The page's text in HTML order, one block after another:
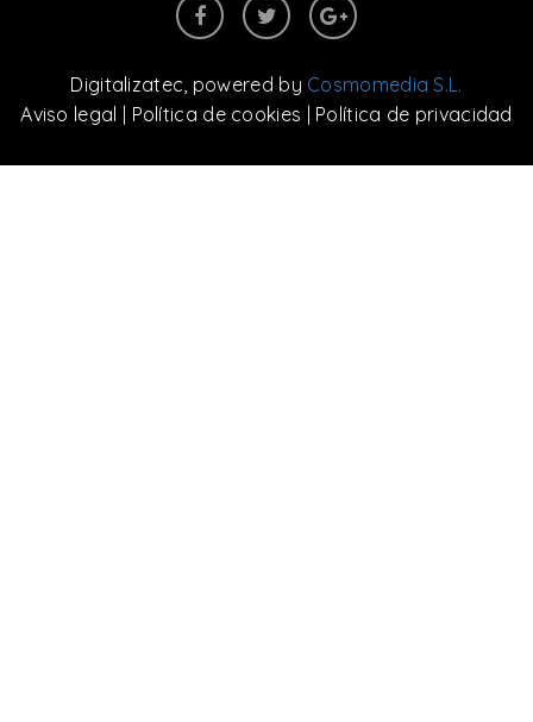
Digitalizatec, powered by Cosmomedia S.L.
Aviso legal
Política de cookies Política de privacidad